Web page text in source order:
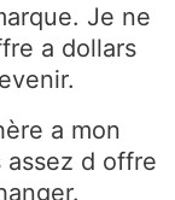
Je ne
a dollars
a mon
d offre